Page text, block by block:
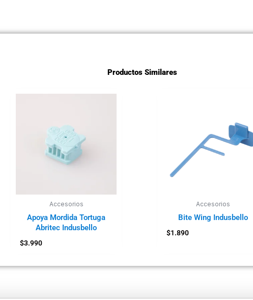
Productos Similares
Accesorios
Apoya Mordida Tortuga
Abritec Indusbello
$3.990
Accesorios
Bite Wing Indusbello
$1.890